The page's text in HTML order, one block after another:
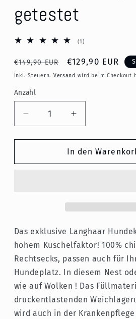
getestet
(1)1
insgesamt
Normaler
Preis
€149,90 EUR Verkaufspreis
€129,90 EUR
Inkl. Steuern. Versand wird beim Checkout
Anzahl
Verringere
die
Menge
Hundekissen
x
75
x
22
cm
-
orthopädisch
getestet
Erhöhe
die
Menge
für
Hundekissen
x
75
x
22
cm
-
orthopädisch
getestet
In den
Das exklusive Langhaar
hohem Kuschelfaktor! 100%
Rechtsecks, passen auch für
Hundeplatz. In diesem Nest
wie auf Wolken ! Das
druckentlastenden
wird auch in der